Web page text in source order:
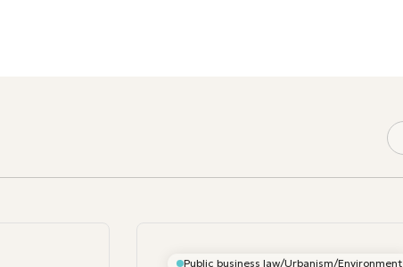
Public business law/Urbanism/Environment